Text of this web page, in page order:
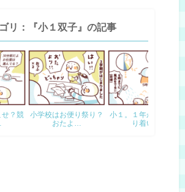
リ：『小１双子』の記事
せ？競
小学校はお便り祭り？
おたよ…
小１。１年かけてたど
り着い…